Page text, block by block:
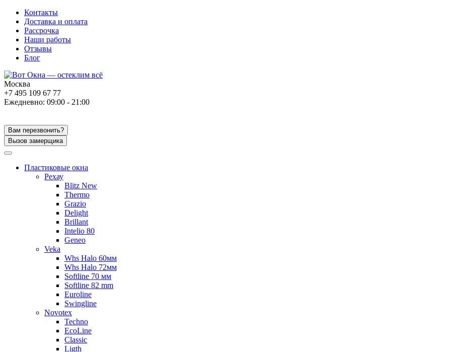
Контакты
Доставка и оплата
Рассрочка
Наши работы
Отзывы
Блог
Москва
+7 495 109 67 77
Ежедневно: 09:00 - 21:00
Вам перезвонить?
Вызов замерщика
Пластиковые окна
Рехау
Blitz New
Thermo
Grazio
Delight
Brillant
Intelio 80
Geneo
Veka
Whs Halo 60мм
Whs Halo 72мм
Softline 70 мм
Softline 82 mm
Euroline
Swingline
Novotex
Techno
EcoLine
Classic
Ligth